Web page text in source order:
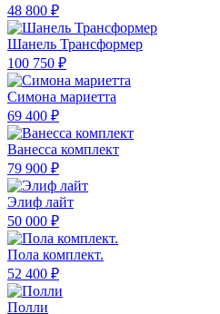
48 800 ₽
Шанель Трансформер
100 750 ₽
Симона мариетта
69 400 ₽
Ванесса комплект
79 900 ₽
Элиф лайт
50 000 ₽
Пола комплект.
52 400 ₽
Полли